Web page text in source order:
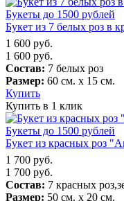
Букеты до 1500 рублей
Букет из 7 белых роз в
1 600 руб.
1 600 руб.
Состав: 7 белых роз
Размер: 60 см. х 15 см.
Купить
Купить в 1 клик
Букеты до 1500 рублей
Букет из красных роз
1 700 руб.
1 700 руб.
Состав: 7 красных
Размер: 50 см. х 20 см.